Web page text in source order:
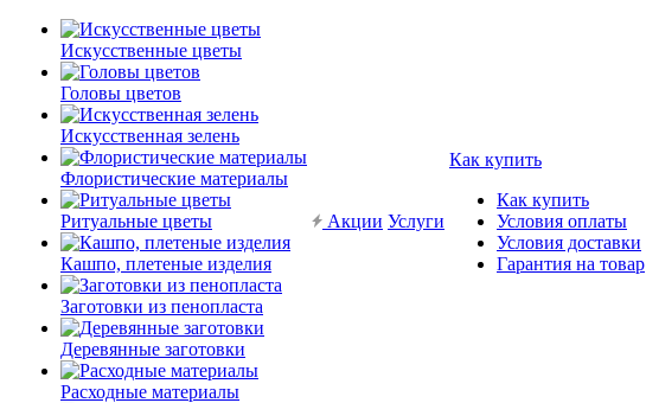
Искусственные цветы
Головы цветов
Искусственная зелень
Флористические материалы
Ритуальные цветы
Кашпо, плетеные изделия
Заготовки из пенопласта
Деревянные заготовки
Расходные материалы
Акции Услуги
Как купить
Как купить
Условия оплаты
Условия доставки
Гарантия на товар